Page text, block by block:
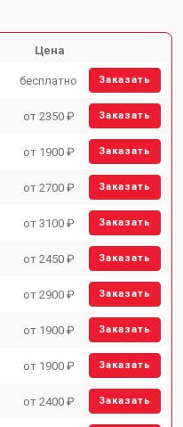
Цена
бесплатно Заказать
от 2350 ₽ Заказать
от 1900 ₽ Заказать
от 2700 ₽ Заказать
от 3100 ₽ Заказать
от 2450 ₽ Заказать
от 2900 ₽ Заказать
от 1900 ₽ Заказать
от 1900 ₽ Заказать
от 2400 ₽ Заказать